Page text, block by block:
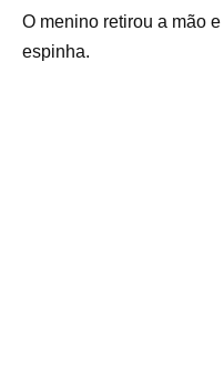
O menino retirou a mão
espinha.